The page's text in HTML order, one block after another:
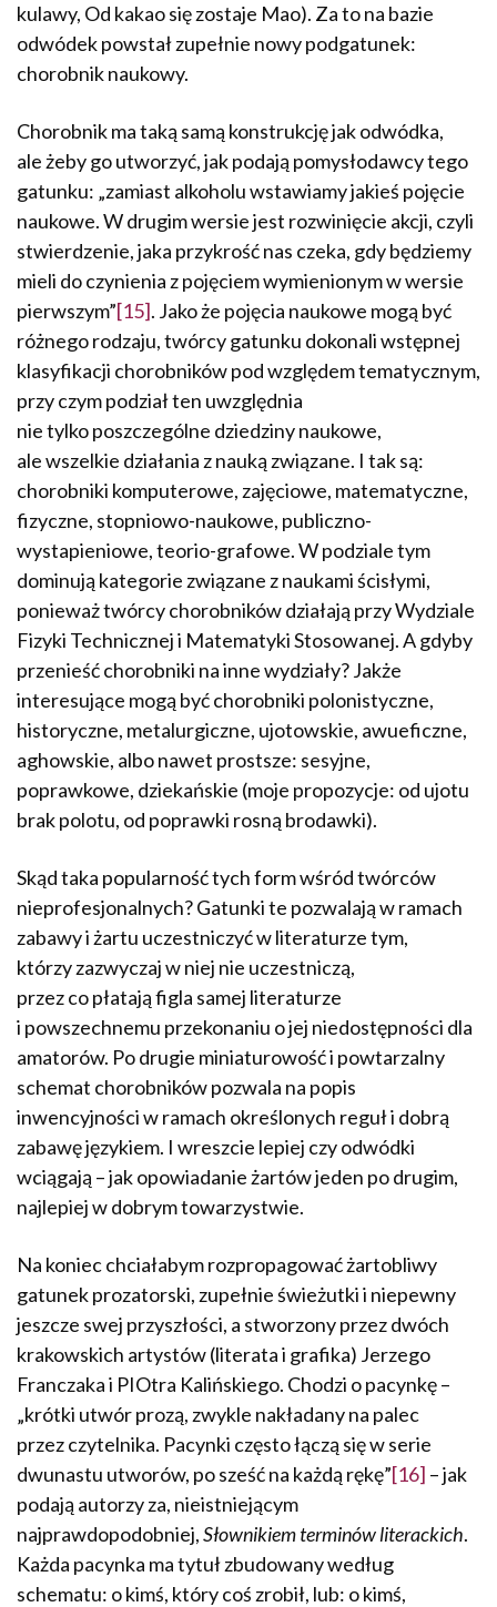
kulawy, Od kakao się zostaje Mao). Za to na bazie
odwódek powstał zupełnie nowy podgatunek:
chorobnik naukowy.
Chorobnik ma taką samą konstrukcję jak odwódka,
ale żeby go utworzyć, jak podają pomysłodawcy tego
gatun­ku: „zamiast alkoholu wstawiamy jakieś pojęcie
naukowe. W drugim wersie jest rozwinięcie akcji, czyli
stwierdze­nie, jaka przykrość nas czeka, gdy będziemy
mieli do czynienia z pojęciem wymienionym w wersie
pierwszym”[15]. Jako że pojęcia naukowe mogą być
różnego rodzaju, twórcy gatunku dokonali wstępnej
klasyfikacji chorobników pod względem tematycznym,
przy czym podział ten uwzględnia
nie tylko poszczególne dziedziny naukowe,
ale wszelkie działania z nauką związane. I tak są:
chorobniki komputerowe, zajęciowe, matematyczne,
fizyczne, stopnio­wo-naukowe, publiczno-
wystapieniowe, teorio-grafowe. W podziale tym
dominują kategorie związane z naukami ścisłymi,
ponieważ twórcy chorobników działają przy Wydziale
Fizyki Technicznej i Matematyki Stosowanej. A gdy­by
przenieść chorobniki na inne wydziały? Jakże
interesujące mogą być chorobniki polonistyczne,
historyczne, metalurgiczne, ujotowskie, awueficzne,
aghowskie, albo nawet prostsze: sesyjne,
poprawkowe, dziekańskie (moje propozycje: od ujotu
brak polotu, od poprawki rosną brodawki).
Skąd taka popularność tych form wśród twórców
nieprofesjonalnych? Gatunki te pozwalają w ramach
zabawy i żartu uczestniczyć w literaturze tym,
którzy zazwyczaj w niej nie uczestniczą,
przez co płatają figla samej literaturze
i powszechnemu przekonaniu o jej niedostępności dla
amatorów. Po drugie miniaturowość i powtarzalny
schemat chorobników pozwala na popis
inwencyjności w ramach określonych reguł i dobrą
zabawę językiem. I wreszcie lepiej czy odwódki
wciągają – jak opowiadanie żartów jeden po drugim,
najlepiej w dobrym towarzystwie.
Na koniec chciałabym rozpropagować żartobliwy
gatunek prozatorski, zupełnie świeżutki i niepewny
jeszcze swej przyszłości, a stworzony przez dwóch
krakowskich artystów (literata i grafika) Jerzego
Franczaka i PIOtra Kalińskie­go. Chodzi o pacynkę –
„krótki utwór prozą, zwykle nakładany na palec
przez czytelnika. Pacynki często łączą się w serie
dwunastu utworów, po sześć na każdą rękę”[16] – jak
podają autorzy za, nieistniejącym
najprawdopodobniej,Słownikiem terminów literackich.
Każda pacynka ma tytuł zbudowany według
schematu: o kimś, który coś zrobił, lub: o kimś,